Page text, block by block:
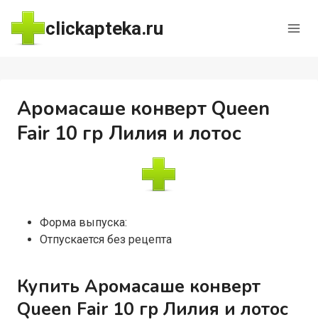
Перейти
содержимому
clickapteka.ru
Аромасаше конверт Queen
Fair 10 гр Лилия и лотос
Форма выпуска:
Отпускается без рецепта
Купить Аромасаше конверт
Queen Fair 10 гр Лилия и лотос